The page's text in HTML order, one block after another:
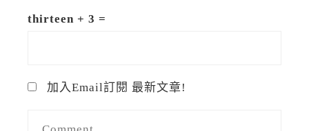
thirteen + 3 =
加入Email訂閱 最新文章!